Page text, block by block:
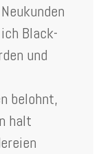
Black-
und
belohnt,
halt